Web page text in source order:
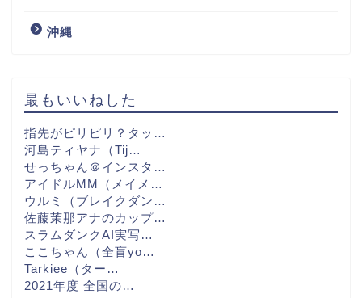
沖縄
最もいいねした
指先がピリピリ？タッ…
河島ティヤナ（Tij…
せっちゃん＠インスタ…
アイドルMM（メイメ…
ウルミ（ブレイクダン…
佐藤茉那アナのカップ…
スラムダンクAI実写…
ここちゃん（全盲yo…
Tarkiee（ター…
2021年度 全国の…